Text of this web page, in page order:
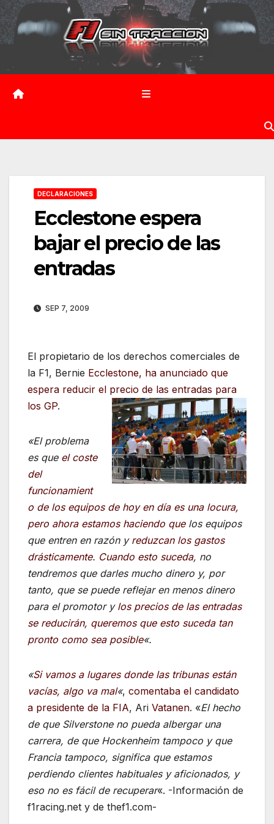
Saltar
contenido
DECLARACIONES
Ecclestone espera
bajar el precio de las
entradas
SEP 7, 2009
El propietario de los derechos comerciales de
la F1, Bernie Ecclestone, ha anunciado que
espera reducir el precio de las entradas para
los GP.
«El problema
es que el coste
del
funcionamient
o de los equipos de hoy en día es una locura,
pero ahora estamos haciendo quelos equipos
que entren en razón y reduzcan los gastos
drásticamente. Cuando esto suceda, no
tendremos que darles mucho dinero y, por
tanto, que se puede reflejar en menos dinero
para el promotor y los precios de las entradas
se reducirán, queremos que esto suceda tan
pronto como sea posible«.
«Si vamos a lugares donde las tribunas están
vacías, algo va mal«, comentaba el candidato
a presidente de la FIA, Ari Vatanen. «El hecho
de que Silverstone no pueda albergar una
carrera, de que Hockenheim tampoco y que
Francia tampoco, significa que estamos
perdiendo clientes habituales y aficionados, y
eso no es fácil de recuperar«. -Información de
f1racing.net y de thef1.com-